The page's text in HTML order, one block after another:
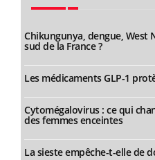
Chikungunya, dengue, West
sud de la France ?
Les médicaments GLP-1
Cytomégalovirus : ce qui
des femmes enceintes
La sieste empêche-t-elle de